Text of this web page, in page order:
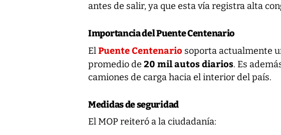
antes de salir, ya que esta vía registra alta
Importancia del Puente Centenario
ElPuente Centenario soporta actualmente
promedio de 20 mil autos diarios. Es
camiones de carga hacia el interior del país.
Medidas de seguridad
El MOP reiteró a la ciudadanía: